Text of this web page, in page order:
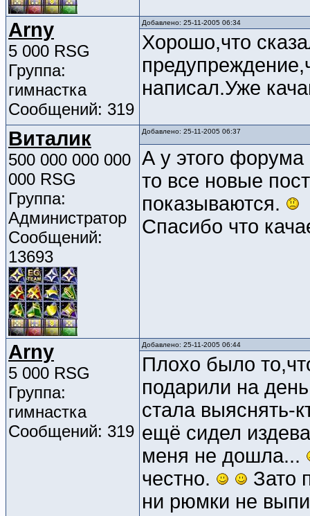
Arny
5 000 RSG
Группа:
гимнастка
Сообщений: 319
Добавлено: 25-11-2005 06:34
Хорошо,что
написал.Уже
Виталик
500 000 000 000
000 RSG
Группа:
Администратор
Сообщений:
13693
Добавлено: 25-11-2005 06:37
А у этого
то все новые
показываются.
Спасибо что
Arny
5 000 RSG
Группа:
гимнастка
Сообщений: 319
Добавлено: 25-11-2005 06:44
Плохо было
подарили на
стала выяснять-
ещё сидел
меня не дошла...
честно.
Зато
ни рюмки не